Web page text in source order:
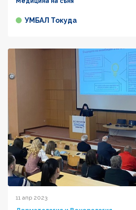
УМБАЛ Токуда
11 апр 2023